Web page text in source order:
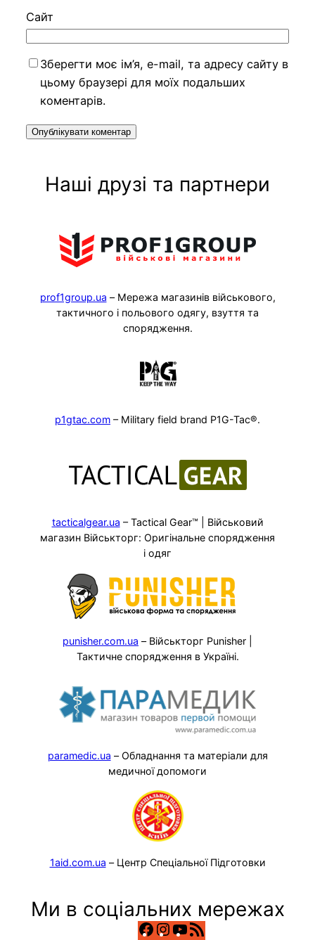
Сайт
Зберегти моє ім’я, e-mail, та адресу сайту в
цьому браузері для моїх подальших
коментарів.
Наші друзі та партнери
prof1group.ua – Мережа магазинів військового,
тактичного і польового одягу, взуття та
спорядження.
p1gtac.com – Military field brand P1G-Tac®.
tacticalgear.ua – Tactical Gear™ | Військовий
магазин Військторг: Оригінальне спорядження
і одяг
punisher.com.ua – Військторг Punisher |
Тактичне спорядження в Україні.
paramedic.ua – Обладнання та матеріали для
медичної допомоги
1aid.com.ua – Центр Спеціальної Підготовки
Ми в соціальних мережах
Facebook
Instagram
YouTube